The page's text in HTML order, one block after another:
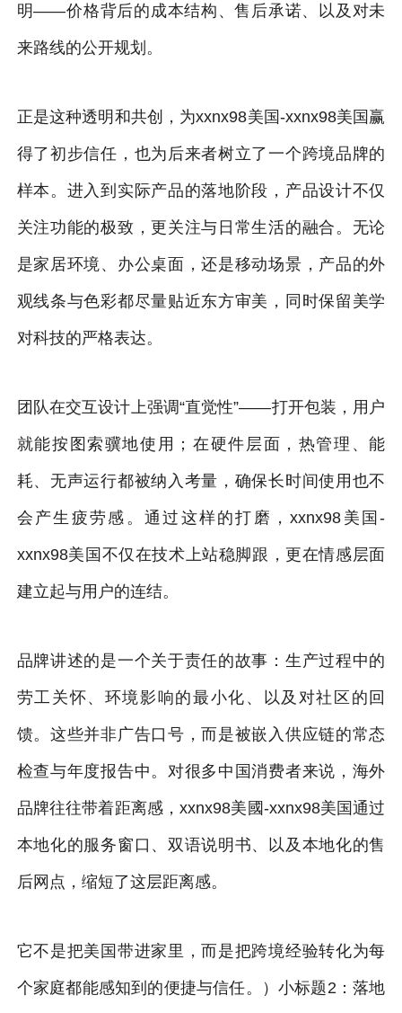
明——价格背后的成本结构、售后承诺、以及对未
来路线的公开规划。
正是这种透明和共创，为xxnx98美国-xxnx98美国赢
得了初步信任，也为后来者树立了一个跨境品牌的
样本。进入到实际产品的落地阶段，产品设计不仅
关注功能的极致，更关注与日常生活的融合。无论
是家居环境、办公桌面，还是移动场景，产品的外
观线条与色彩都尽量贴近东方审美，同时保留美学
对科技的严格表达。
团队在交互设计上强调“直觉性”——打开包装，用户
就能按图索骥地使用；在硬件层面，热管理、能
耗、无声运行都被纳入考量，确保长时间使用也不
会产生疲劳感。通过这样的打磨，xxnx98美国-
xxnx98美国不仅在技术上站稳脚跟，更在情感层面
建立起与用户的连结。
品牌讲述的是一个关于责任的故事：生产过程中的
劳工关怀、环境影响的最小化、以及对社区的回
馈。这些并非广告口号，而是被嵌入供应链的常态
检查与年度报告中。对很多中国消费者来说，海外
品牌往往带着距离感，xxnx98美國-xxnx98美国通过
本地化的服务窗口、双语说明书、以及本地化的售
后网点，缩短了这层距离感。
它不是把美国带进家里，而是把跨境经验转化为每
个家庭都能感知到的便捷与信任。）小标题2：落地